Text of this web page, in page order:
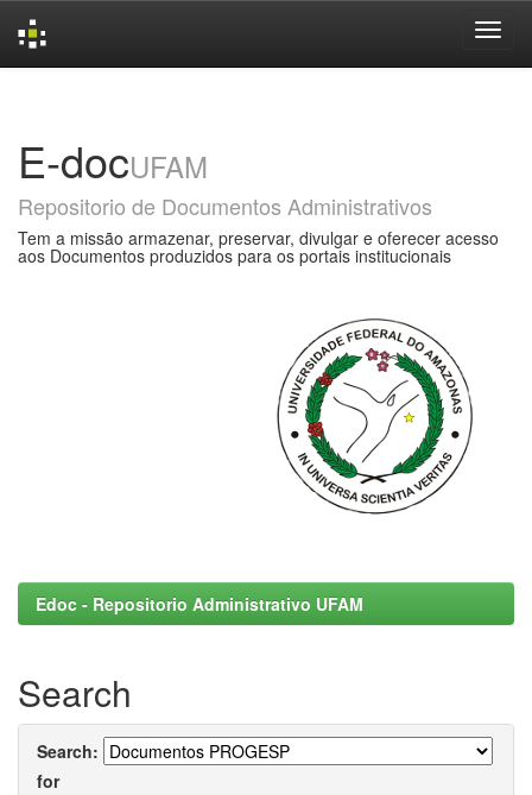
E-docUFAM
Repositorio de Documentos Administrativos
Tem a missão armazenar, preservar, divulgar e oferecer acesso
aos Documentos produzidos para os portais institucionais
Edoc - Repositorio Administrativo UFAM
Search
Search:
for